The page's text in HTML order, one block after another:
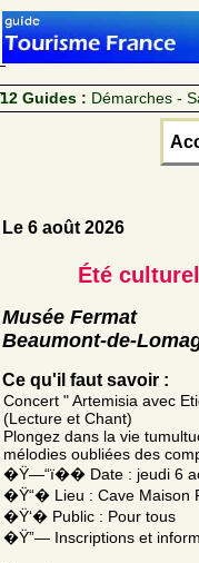
12 Guides : Démarches -
Le 6 août 2026
Été
Musée Fermat
Beaumont-de-
Ce qu'il faut savoir :
Concert " Artemisia avec
(Lecture et Chant)
Plongez dans la vie
mélodies oubliées des
�Ÿ—“ï�� Date : jeudi 6
�Ÿ“� Lieu : Cave Maison
�Ÿ‘� Public : Pour tous
�Ÿ”— Inscriptions et